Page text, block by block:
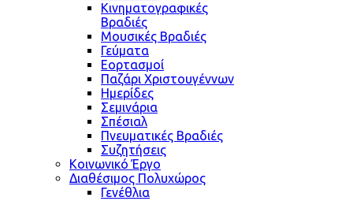
Κινηματογραφικές
Βραδιές
Μουσικές Βραδιές
Γεύματα
Εορτασμοί
Παζάρι Χριστουγέννων
Ημερίδες
Σεμινάρια
Σπέσιαλ
Πνευματικές Βραδιές
Συζητήσεις
Κοινωνικό Έργο
Διαθέσιμος Πολυχώρος
Γενέθλια